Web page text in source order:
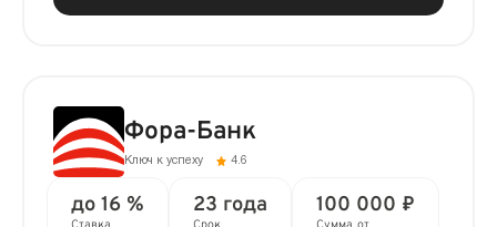
Фора-Банк
Ключ к успеху 4.6
до 16 % 23 года 100 000 ₽